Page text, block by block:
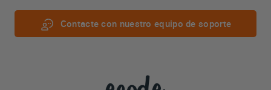
Contacte con nuestro equipo de soporte